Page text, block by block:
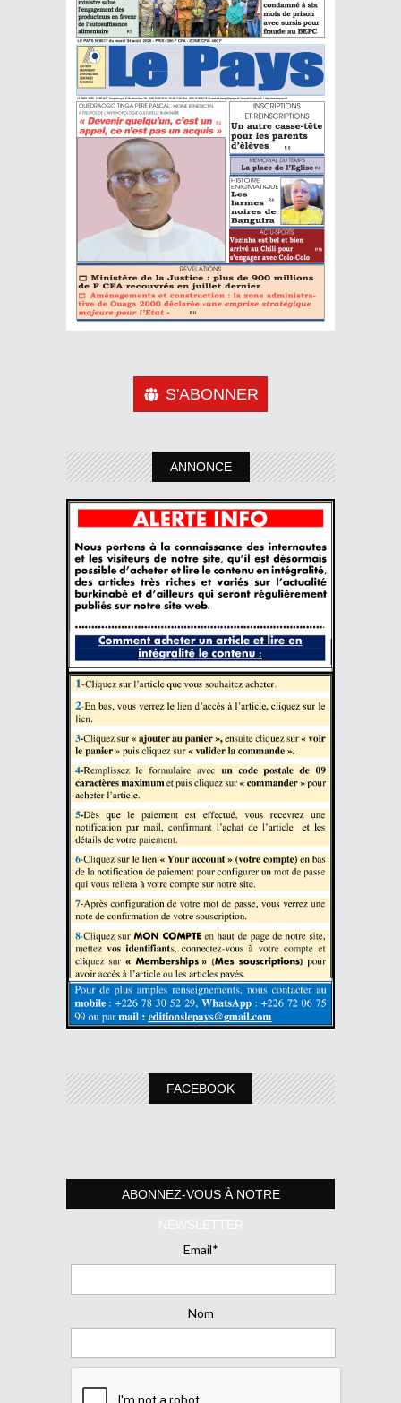
S'ABONNER
ANNONCE
FACEBOOK
ABONNEZ-VOUS À NOTRE
NEWSLETTER
Email*
Nom